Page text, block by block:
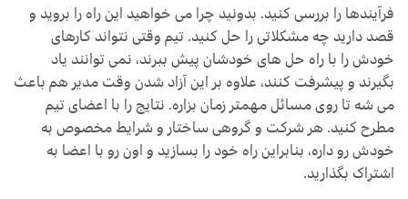
فرآیندها را بررسی کنید. بدونید چرا می خواهید این راه را بروید و
قصد دارید چه مشکلاتی را حل کنید. تیم وقتی نتواند کارهای
خودش را با راه حل های خودشان پیش ببرند، نمی توانند یاد
بگیرند و پیشرفت کنند، علاوه بر این آزاد شدن وقت مدیر هم باعث
می شه تا روی مسائل مهمتر زمان بزاره. نتایج را با اعضای تیم
مطرح کنید. هر شرکت و گروهی ساختار و شرایط مخصوص به
خودش رو داره، بنابراین راه خود را بسازید و اون رو با اعضا به
اشتراک بگذارید.